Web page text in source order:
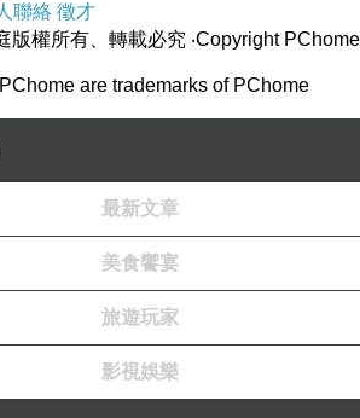
聯絡 徵才
版權所有、轉載必究 ‧Copyright PChome
are trademarks of PChome
最新文章
美食饗宴
旅遊玩家
影視娛樂